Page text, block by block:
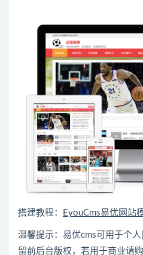
搭建教程： EyouCms易优网站
温馨提示：易优cms可用于个
留前后台版权，若用于商业请